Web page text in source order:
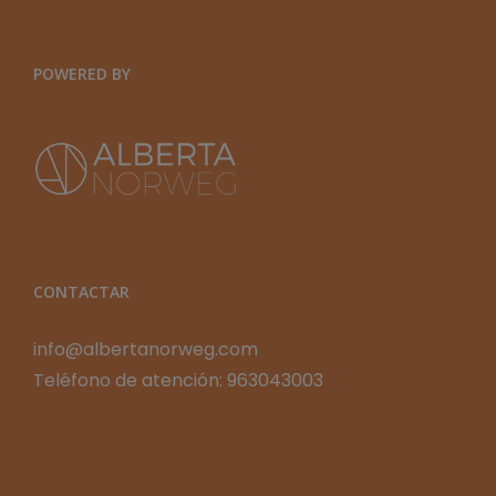
POWERED BY
CONTACTAR
info@albertanorweg.com
Teléfono de atención: 963043003